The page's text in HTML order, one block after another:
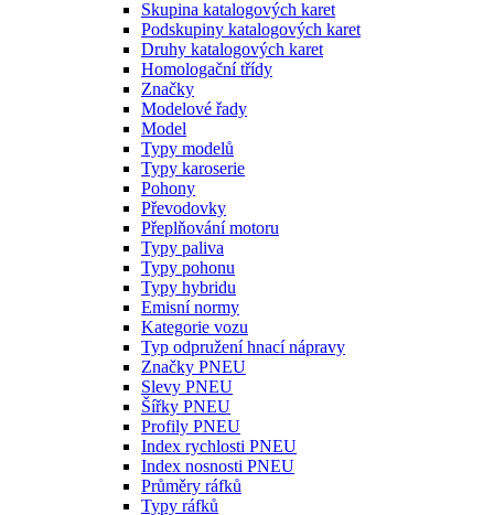
Skupina katalogových karet
Podskupiny katalogových karet
Druhy katalogových karet
Homologační třídy
Značky
Modelové řady
Model
Typy modelů
Typy karoserie
Pohony
Převodovky
Přeplňování motoru
Typy paliva
Typy pohonu
Typy hybridu
Emisní normy
Kategorie vozu
Typ odpružení hnací nápravy
Značky PNEU
Slevy PNEU
Šířky PNEU
Profily PNEU
Index rychlosti PNEU
Index nosnosti PNEU
Průměry ráfků
Typy ráfků